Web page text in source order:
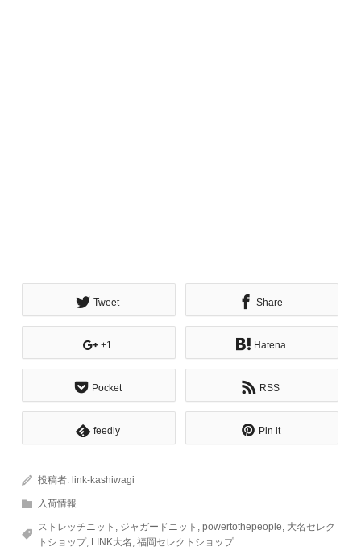
Tweet Share
+1 Hatena
Pocket RSS
feedly Pin it
投稿者: link-kashiwagi
入荷情報
ストレッチニット , ジャガードニット ,powertothepeople, 大名セレク
トショップ, LINK大名 ,福岡セレクトショップ